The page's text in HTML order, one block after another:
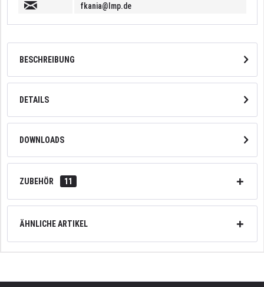
fkania@lmp.de
BESCHREIBUNG
DETAILS
DOWNLOADS
ZUBEHÖR 11
ÄHNLICHE ARTIKEL